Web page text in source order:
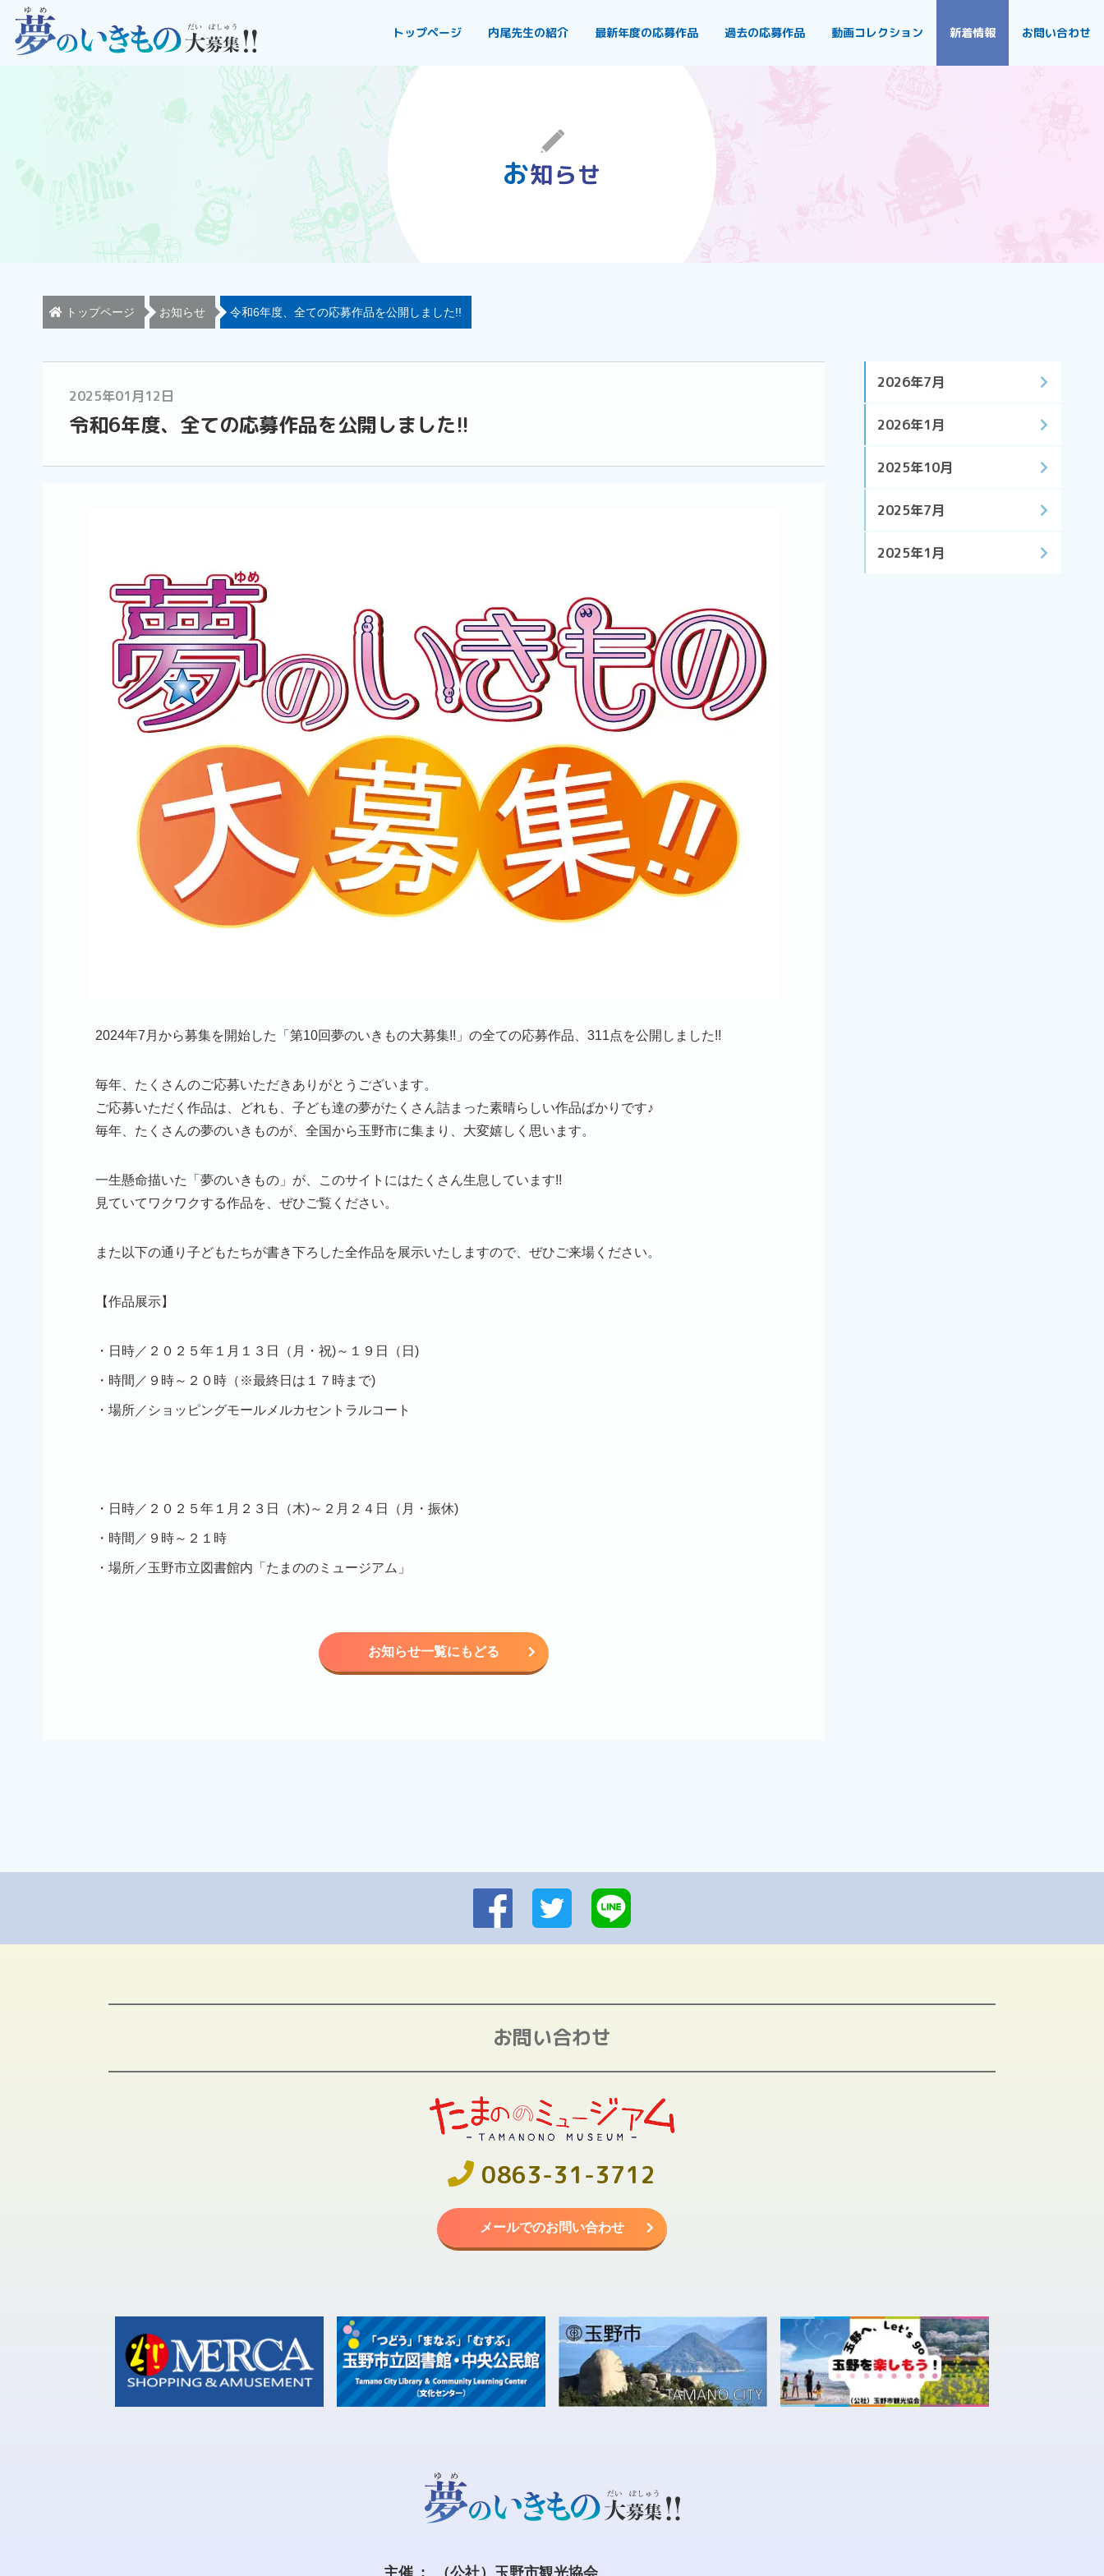
トップページ 内尾先生の紹介 最新年度の応募作品 過去の応募作品 動画コレクション 新着情報 お問い合わせ
お知らせ
トップページ お知らせ 令和6年度、全ての応募作品を公開しました!!
2025年01月12日
令和6年度、全ての応募作品を公開しました!!
2024年7月から募集を開始した「第10回夢のいきもの大募集!!」の全ての応募作品、311点を公開しました!!
毎年、たくさんのご応募いただきありがとうございます。
ご応募いただく作品は、どれも、子ども達の夢がたくさん詰まった素晴らしい作品ばかりです♪
毎年、たくさんの夢のいきものが、全国から玉野市に集まり、大変嬉しく思います。
一生懸命描いた「夢のいきもの」が、このサイトにはたくさん生息しています!!
見ていてワクワクする作品を、ぜひご覧ください。
また以下の通り子どもたちが書き下ろした全作品を展示いたしますので、ぜひご来場ください。
【作品展示】
日時／２０２５年１月１３日（月・祝)～１９日（日)
時間／９時～２０時（※最終日は１７時まで)
場所／ショッピングモールメルカセントラルコート
日時／２０２５年１月２３日（木)～２月２４日（月・振休)
時間／９時～２１時
場所／玉野市立図書館内「たまののミュージアム」
お知らせ一覧にもどる
2026年7月
2026年1月
2025年10月
2025年7月
2025年1月
お問い合わせ
0863-31-3712
メールでのお問い合わせ
主催 （公社）玉野市観光協会